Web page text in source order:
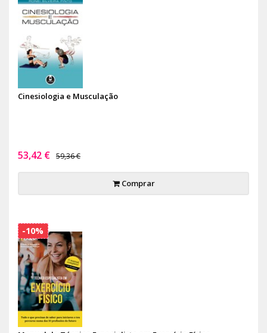
Cinesiologia e Musculação
53,42 € 59,36 €
Comprar
-10%